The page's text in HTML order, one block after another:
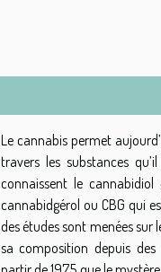
Le cannabis permet
travers les substances
connaissent le
cannabidgérol ou CBG qui
des études sont menées sur
sa composition depuis des